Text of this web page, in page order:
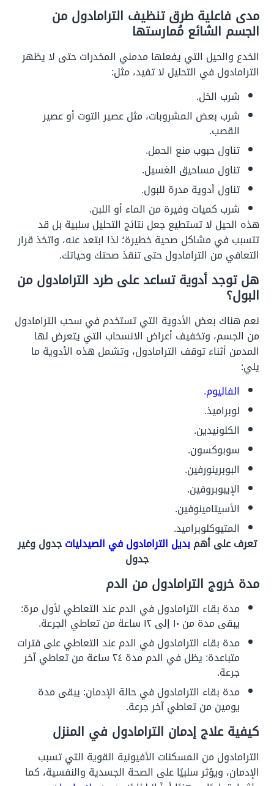
مدى فاعلية طرق تنظيف الترامادول من
الجسم الشائع مُمارستها
الخدع والحيل التي يفعلها مدمني المخدرات حتى لا يظهر
الترامادول في التحليل لا تفيد، مثل:
شرب الخل.
شرب بعض المشروبات، مثل عصير التوت أو عصير
القصب.
تناول حبوب منع الحمل.
تناول مساحيق الغسيل.
تناول أدوية مدرة للبول.
شرب كميات وفيرة من الماء أو اللبن.
هذه الحيل لا تستطيع جعل نتائج التحليل سلبية بل قد
تتسبب في مشاكل صحية خطيرة؛ لذا ابتعد عنه، واتخذ قرار
التعافي من الترامادول حتى تنقذ صحتك وحياتك.
هل توجد أدوية تساعد على طرد الترامادول من
البول؟
نعم هناك بعض الأدوية التي تستخدم في سحب الترامادول
من الجسم، وتخفيف أعراض الانسحاب التي يتعرض لها
المدمن أثناء توقف الترامادول، وتشمل هذه الأدوية ما
يلي:
الفاليوم.
لوبراميذ.
الكلونيدين.
سوبوكسون.
البوبرينورفين.
الإيبوبروفين.
الأسيتامينوفين.
المتيوكلوبراميد.
تعرف على أهمبديل الترامادول في الصيدلياتجدول وغير
جدول
مدة خروج الترامادول من الدم
مدة بقاء الترامادول في الدم عند التعاطي لأول مرة:
يبقى مدة من ١٠ إلى ١٢ ساعة من تعاطي الجرعة.
مدة بقاء الترامادول في الدم عند التعاطي على فترات
متباعدة: يظل في الدم مدة ٢٤ ساعة من تعاطي آخر
جرعة.
مدة بقاء الترامادول في حالة الإدمان: يبقى مدة
يومين من تعاطي آخر جرعة.
كيفية علاج إدمان الترامادول في المنزل
الترامادول من المسكنات الأفيونية القوية التي تسبب
الإدمان، ويؤثر سلبيًا على الصحة الجسدية والنفسية، كما